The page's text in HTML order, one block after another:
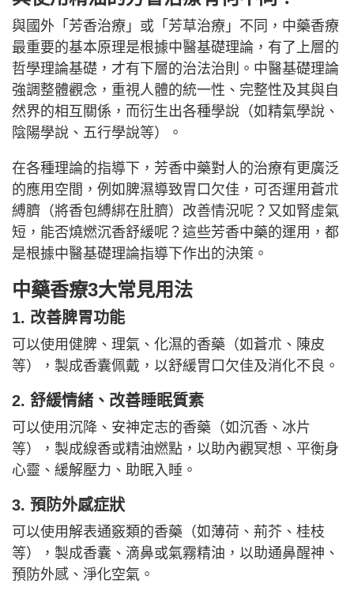
與國外「芳香治療」或「芳草治療」不同，中藥香療
最重要的基本原理是根據中醫基礎理論，有了上層的
哲學理論基礎，才有下層的治法治則。中醫基礎理論
強調整體觀念，重視人體的統一性、完整性及其與自
然界的相互關係，而衍生出各種學說（如精氣學說、
陰陽學說、五行學說等）。
在各種理論的指導下，芳香中藥對人的治療有更廣泛
的應用空間，例如脾濕導致胃口欠佳，可否運用蒼朮
縛臍（將香包縛綁在肚臍）改善情況呢？又如腎虛氣
短，能否燒燃沉香舒緩呢？這些芳香中藥的運用，都
是根據中醫基礎理論指導下作出的決策。
中藥香療3大常見用法
1. 改善脾胃功能
可以使用健脾、理氣、化濕的香藥（如蒼朮、陳皮
等），製成香囊佩戴，以舒緩胃口欠佳及消化不良。
2. 舒緩情緒、改善睡眠質素
可以使用沉降、安神定志的香藥（如沉香、冰片
等），製成線香或精油燃點，以助內觀冥想、平衡身
心靈、緩解壓力、助眠入睡。
3. 預防外感症狀
可以使用解表通竅類的香藥（如薄荷、荊芥、桂枝
等），製成香囊、滴鼻或氣霧精油，以助通鼻醒神、
預防外感、淨化空氣。